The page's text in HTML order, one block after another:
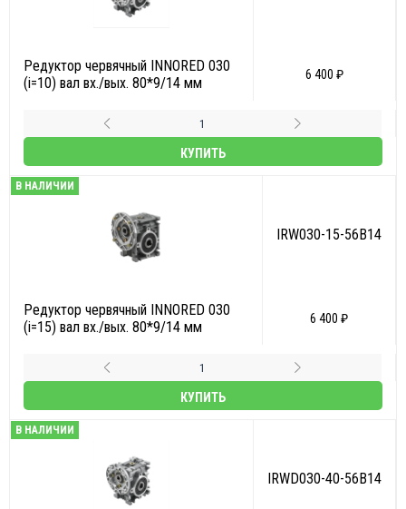
Редуктор червячный INNORED 030
(i=10) вал вх./вых. 80*9/14 мм
6 400 ₽
КУПИТЬ
В НАЛИЧИИ
IRW030-15-56B14
Редуктор червячный INNORED 030
(i=15) вал вх./вых. 80*9/14 мм
6 400 ₽
КУПИТЬ
В НАЛИЧИИ
IRWD030-40-56B14